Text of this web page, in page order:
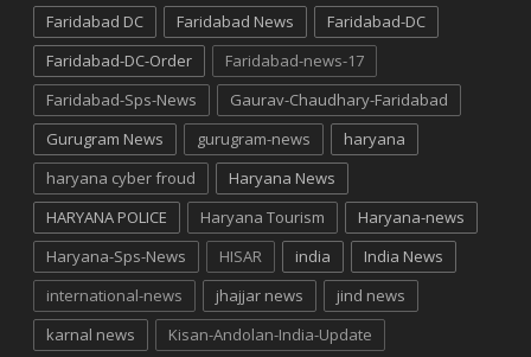
Faridabad DC
Faridabad News
Faridabad-DC
Faridabad-DC-Order
Faridabad-news-17
Faridabad-Sps-News
Gaurav-Chaudhary-Faridabad
Gurugram News
gurugram-news
haryana
haryana cyber froud
Haryana News
HARYANA POLICE
Haryana Tourism
Haryana-news
Haryana-Sps-News
HISAR india
India News
international-news
jhajjar news
jind news
karnal news
Kisan-Andolan-India-Update